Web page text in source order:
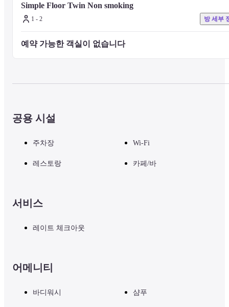
Simple Floor Twin Non smoking
1 - 2 방 세부
예약 가능한 객실이 없습니다
공용 시설
주차장 Wi-Fi
레스토랑 카페/바
서비스
레이트 체크아웃
어메니티
바디워시 샴푸